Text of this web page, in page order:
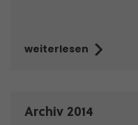
weiterlesen
Archiv 2014